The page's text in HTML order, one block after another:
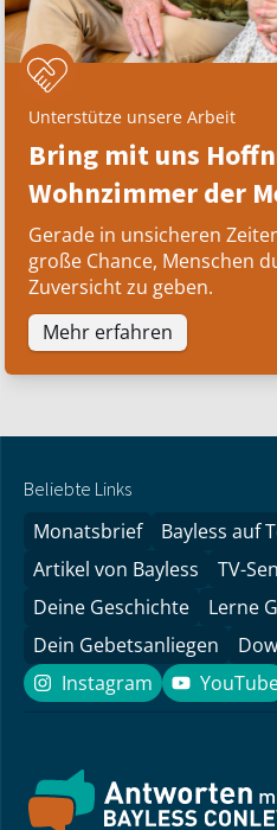
Unterstütze unsere Arbeit
Bring mit uns
Wohnzimmer der
Gerade in unsicheren
große Chance, Menschen
Zuversicht zu geben.
Mehr erfahren
Beliebte Links
Monatsbrief Bayless auf
Artikel von Bayless
TV-
Deine Geschichte
Lerne
Dein Gebetsanliegen
Instagram
Instagram